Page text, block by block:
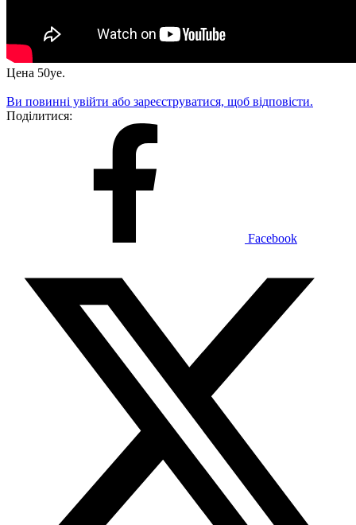
Цена 50уе.
Ви повинні увійти або зареєструватися, щоб відповісти.
Поділитися:
Facebook